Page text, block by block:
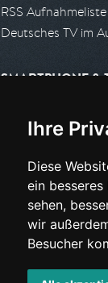
Ihre
Diese
ein
sehen,
wir
Besucher
RSS Aufnahmeliste
Deutsches TV im
SMARTPHONE &
Android App
PARTNER
Partnerliste
Partner werden